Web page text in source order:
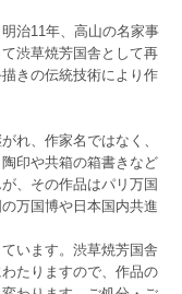
治11年、高山の名家事
渋草焼芳国舎として再
きの伝統技術により作
れ、作家名ではなく、
印や共箱の箱書きなど
、その作品はパリ万国
万国博や日本国内共進
います。渋草焼芳国舎
たりますので、作品の